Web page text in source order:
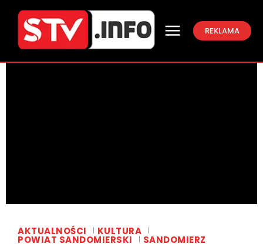
REKLAMA
AKTUALNOŚCI KULTURA
POWIAT SANDOMIERSKI SANDOMIERZ